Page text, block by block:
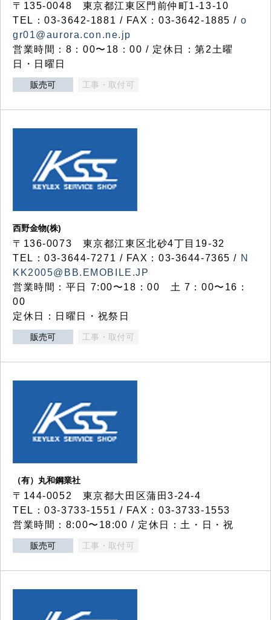
〒135-0048 東京都江東区門前仲町1-13-10
TEL：03-3642-1881 / FAX：03-3642-1885 / o
gr01@aurora.con.ne.jp
営業時間：8：00〜18：00 / 定休日：第2土曜
日・日曜日
販売可 工事・取付可
西野金物(株)
〒136-0073 東京都江東区北砂4丁目19-32
TEL：03‐3644‐7271 / FAX：03-3644-7365 / N
KK2005@BB.EMOBILE.JP
営業時間：平日 7:00〜18：00 土 7：00〜16：
00
定休日：日曜日・祝祭日
販売可 工事・取付可
（有）丸和鋼業社
〒144-0052 東京都大田区蒲田3-24-4
TEL：03-3733-1551 / FAX：03-3733-1553
営業時間：8:00〜18:00 / 定休日：土・日・祝
販売可 工事・取付可